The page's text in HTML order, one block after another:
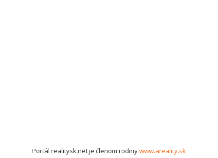
Portál realitysk.net je členom rodinywww.areality.sk